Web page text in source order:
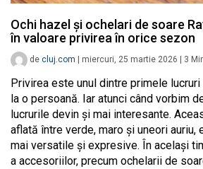
Ochi hazel și ochelari de soare
în valoare privirea în orice sezon
de cluj.com miercuri, 25 martie 2026 3
Privirea este unul dintre primele
la o persoană. Iar atunci când vorbim
lucrurile devin și mai interesante.
aflată între verde, maro și uneori auriu,
mai versatile și expresive. În același
a accesoriilor, precum ochelarii de